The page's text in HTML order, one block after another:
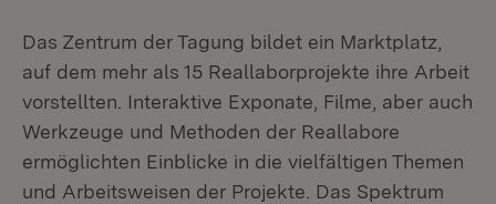
Das Zentrum der Tagung bildet ein Marktplatz,
auf dem mehr als 15 Reallaborprojekte ihre Arbeit
vorstellten. Interaktive Exponate, Filme, aber auch
Werkzeuge und Methoden der Reallabore
ermöglichten Einblicke in die vielfältigen Themen
und Arbeitsweisen der Projekte. Das Spektrum